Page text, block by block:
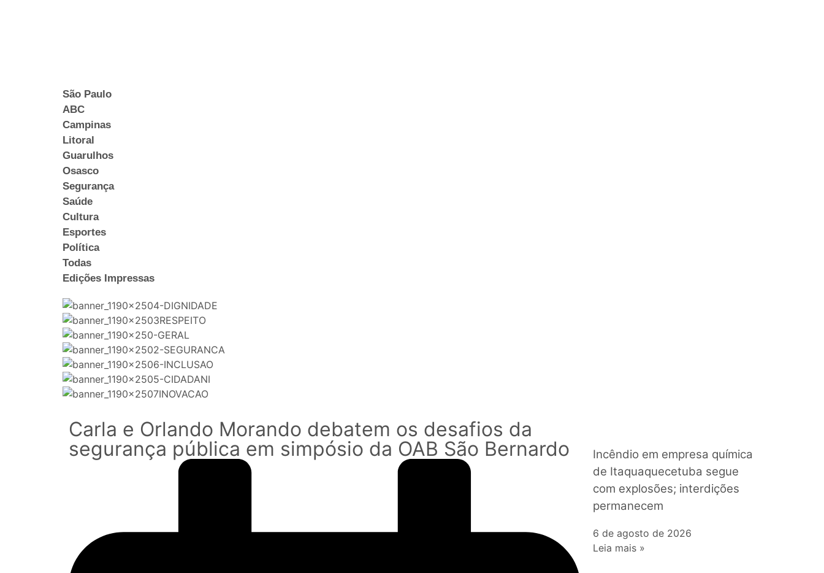
São Paulo
ABC
Campinas
Litoral
Guarulhos
Osasco
Segurança
Saúde
Cultura
Esportes
Política
Todas
Edições Impressas
Carla e Orlando Morando debatem os desafios da
segurança pública em simpósio da OAB São Bernardo
Incêndio em empresa química
de Itaquaquecetuba segue
com explosões; interdições
permanecem
6 de agosto de 2026
Leia mais »